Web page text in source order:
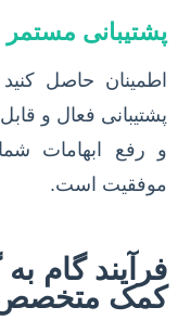
پشتیبانی
اطمینان حاصل
پشتیبانی فعال و
و رفع ابهامات
موفقیت است.
فرآیند گام به
کمک